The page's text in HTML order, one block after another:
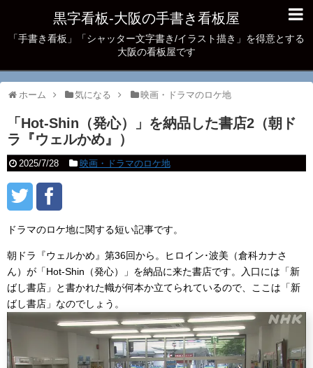
黒字看板‐大阪の手書き看板屋
「手書き看板」「シャッター文字書き/イラスト描き」を得意とする
大阪の看板屋です
ホーム 気になる 映画・ドラマのロケ地
「Hot-Shin（発心）」を納品した書店2（朝ド
ラ『ウェルかめ』）
2025/7/28 映画・ドラマのロケ地
ドラマのロケ地に関する短い記事です。
朝ドラ『ウェルかめ』第36回から。ヒロイン･波美（倉科カナさ
ん）が「Hot-Shin（発心）」を納品に来た書店です。入口には「新
ばし書店」と書かれた幟が何本か立てられているので、ここは「新
ばし書店」なのでしょう。